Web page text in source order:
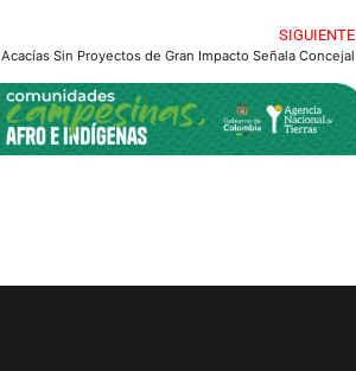
SIGUIENTE
Acacías Sin Proyectos de Gran Impacto Señala Concejal